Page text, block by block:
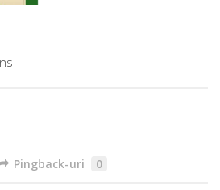
Pingback-uri 0